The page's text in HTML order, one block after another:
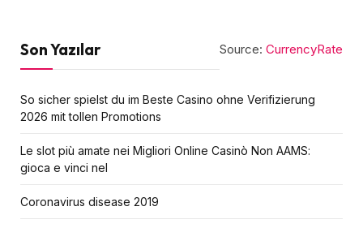
Source: CurrencyRate
Son Yazılar
So sicher spielst du im Beste Casino ohne Verifizierung
2026 mit tollen Promotions
Le slot più amate nei Migliori Online Casinò Non AAMS:
gioca e vinci nel
Coronavirus disease 2019